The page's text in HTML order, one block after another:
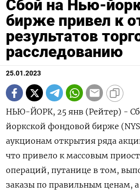
Сбой на Нью-
бирже привел к
результатов
расследованию
25.01.2023
НЬЮ-ЙОРК, 25 янв (Рейтер) -
йоркской фондовой бирже
аукционам открытия ряда
что привело к массовым
операций, путанице в том,
заказы по правильным ценам,